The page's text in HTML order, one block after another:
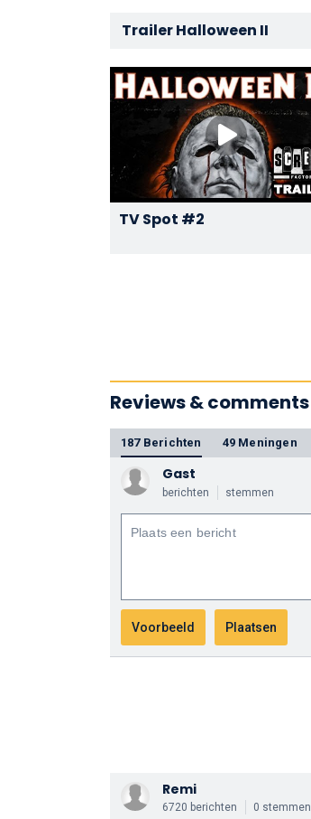
Trailer Halloween II
TV Spot #2
Reviews & comments
187 Berichten 49 Meningen
Gast
berichten stemmen
Remi
6720 berichten 0 stemmen